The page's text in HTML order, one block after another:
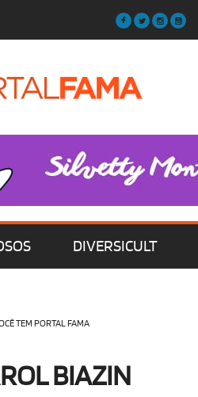
DIVERSICULT
EU QUERO!
TEM PORTAL FAMA
BIAZIN